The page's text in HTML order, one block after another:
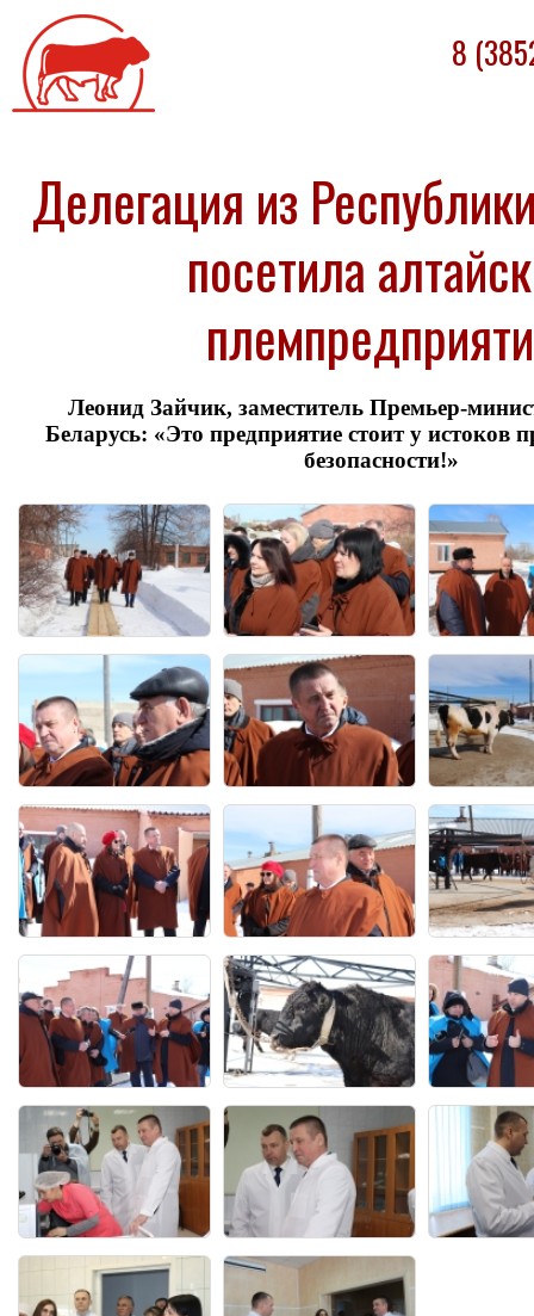
8
Делегация из
посетила
Леонид Зайчик, заместитель Премьер-
Беларусь: «Это предприятие стоит у истоков
безопасности!»